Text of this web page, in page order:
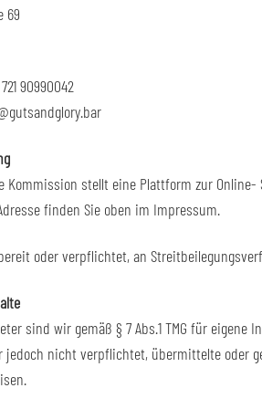
69
90990042
Kommission stellt eine Plattform zur Online-
finden Sie oben im Impressum.
oder verpflichtet, an
sind wir gemäß § 7 Abs.1 TMG für
jedoch nicht verpflichtet, übermittelte oder